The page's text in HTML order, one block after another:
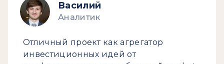
Василий
Аналитик
Отличный проект как агрегатор
инвестиционных идей от